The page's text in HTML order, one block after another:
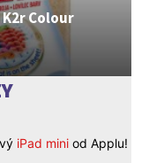
Colour
iPad mini od Applu!